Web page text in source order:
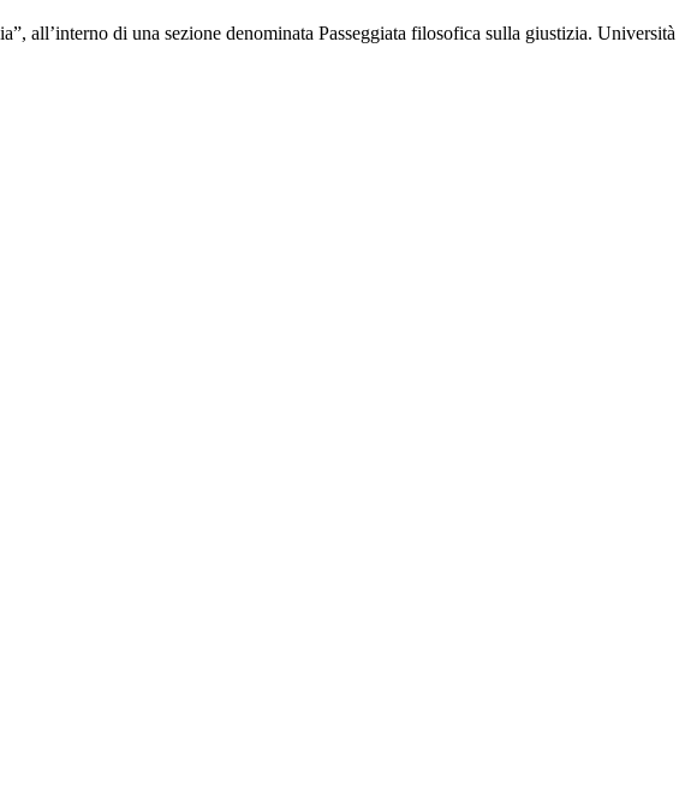
all’interno di una sezione denominata Passeggiata filosofica sulla giustizia. Università